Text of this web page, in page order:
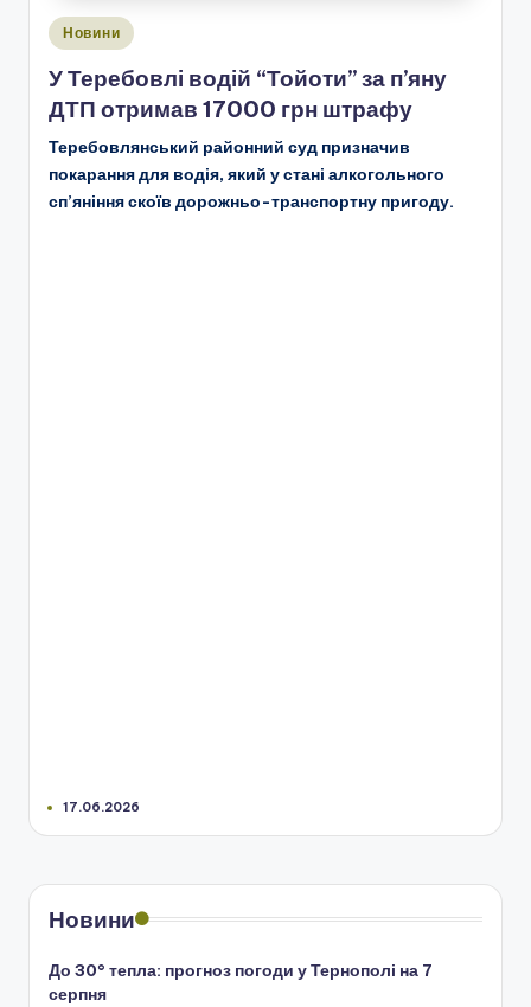
Опубліковано
Новини
У Теребовлі водій “Тойоти” за п’яну
ДТП отримав 17000 грн штрафу
Теребовлянський районний суд призначив
покарання для водія, який у стані алкогольного
сп’яніння скоїв дорожньо-транспортну пригоду.
17.06.2026
Новини
До 30° тепла: прогноз погоди у Тернополі на 7
серпня